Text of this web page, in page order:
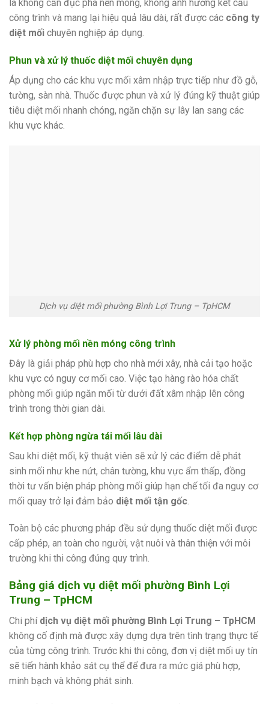
là không cần đục phá nền móng, không ảnh hưởng kết cấu
công trình và mang lại hiệu quả lâu dài, rất được các công ty
diệt mối chuyên nghiệp áp dụng.
Phun và xử lý thuốc diệt mối chuyên dụng
Áp dụng cho các khu vực mối xâm nhập trực tiếp như đồ gỗ,
tường, sàn nhà. Thuốc được phun và xử lý đúng kỹ thuật giúp
tiêu diệt mối nhanh chóng, ngăn chặn sự lây lan sang các
khu vực khác.
Dịch vụ diệt mối phường Bình Lợi Trung – TpHCM
Xử lý phòng mối nền móng công trình
Đây là giải pháp phù hợp cho nhà mới xây, nhà cải tạo hoặc
khu vực có nguy cơ mối cao. Việc tạo hàng rào hóa chất
phòng mối giúp ngăn mối từ dưới đất xâm nhập lên công
trình trong thời gian dài.
Kết hợp phòng ngừa tái mối lâu dài
Sau khi diệt mối, kỹ thuật viên sẽ xử lý các điểm dễ phát
sinh mối như khe nứt, chân tường, khu vực ẩm thấp, đồng
thời tư vấn biện pháp phòng mối giúp hạn chế tối đa nguy cơ
mối quay trở lại đảm bảo diệt mối tận gốc
Toàn bộ các phương pháp đều sử dụng thuốc diệt mối được
cấp phép, an toàn cho người, vật nuôi và thân thiện với môi
trường khi thi công đúng quy trình.
Bảng giá dịch vụ diệt mối phường Bình Lợi
Trung – TpHCM
Chi phí dịch vụ diệt mối phường Bình Lợi Trung – TpHCM
không cố định mà được xây dựng dựa trên tình trạng thực tế
của từng công trình. Trước khi thi công, đơn vị diệt mối uy tín
sẽ tiến hành khảo sát cụ thể để đưa ra mức giá phù hợp,
minh bạch và không phát sinh.